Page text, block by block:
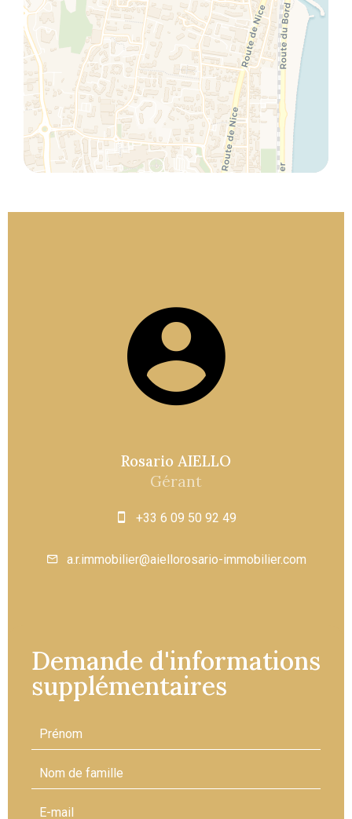
Rosario AIELLO
Gérant
+33 6 09 50 92 49
a.r.immobilier@aiellorosario-immobilier.com
Demande d'informations
supplémentaires